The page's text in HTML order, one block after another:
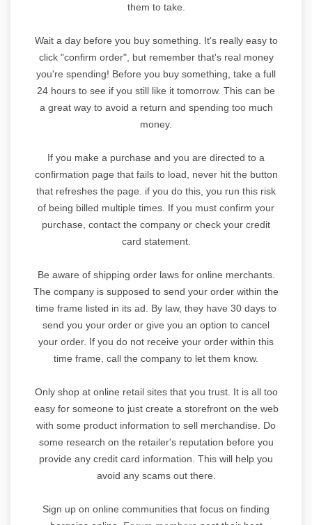
them to take.
Wait a day before you buy something. It's really easy to
click "confirm order", but remember that's real money
you're spending! Before you buy something, take a full
24 hours to see if you still like it tomorrow. This can be
a great way to avoid a return and spending too much
money.
If you make a purchase and you are directed to a
confirmation page that fails to load, never hit the button
that refreshes the page. if you do this, you run this risk
of being billed multiple times. If you must confirm your
purchase, contact the company or check your credit
card statement.
Be aware of shipping order laws for online merchants.
The company is supposed to send your order within the
time frame listed in its ad. By law, they have 30 days to
send you your order or give you an option to cancel
your order. If you do not receive your order within this
time frame, call the company to let them know.
Only shop at online retail sites that you trust. It is all too
easy for someone to just create a storefront on the web
with some product information to sell merchandise. Do
some research on the retailer's reputation before you
provide any credit card information. This will help you
avoid any scams out there.
Sign up on online communities that focus on finding